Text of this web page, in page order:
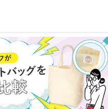
コットントートバッグ(～7oz) 徹底比